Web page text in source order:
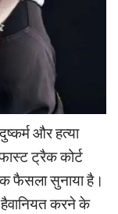
और हत्या
ट्रैक कोर्ट
फैसला सुनाया है।
करने के